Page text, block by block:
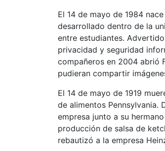
El 14 de mayo de 1984
desarrollado dentro de la
entre estudiantes.
privacidad y seguridad
compañeros en 2004 abrió
pudieran compartir
El 14 de mayo de 1919
de alimentos
empresa junto a su
producción de salsa de
rebautizó a la empresa